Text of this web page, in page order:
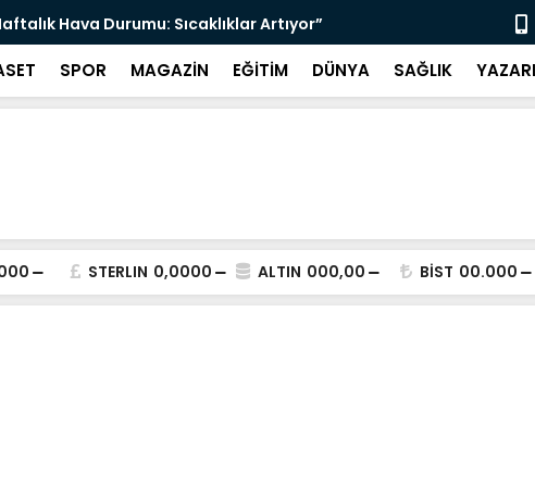
Dönüşüyor: Marmaris’te El İşi Yolculuğu” “Terörsüz
SPOR MAGAZİN EĞİTİM DÜNYA SAĞLIK
STERLIN 0,0000 ALTIN 000,00 BİST 00.000